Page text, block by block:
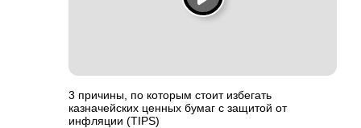
3 причины, по которым стоит избегать
казначейских ценных бумаг с защитой от
инфляции (TIPS)